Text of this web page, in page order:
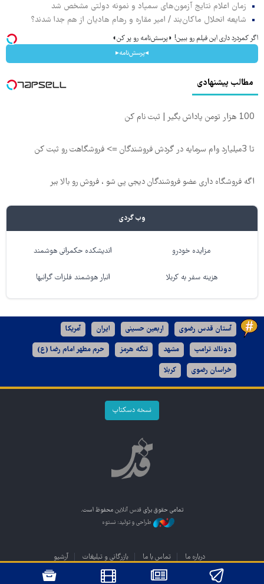
زمان اعلام نتایج آزمون‌های سمپاد و نمونه دولتی مشخص شد
شایعه انحلال ماکان‌بند / امیر مقاره و رهام هادیان از هم جدا شدند؟
اگر کمردرد داری این فیلم رو ببین! ◗پرسش‌نامه رو پر کن◖
◂پرسش‌نامه▸
مطالب پیشنهادی
100 هزار تومن پاداش بگیر | ثبت نام کن
تا 3میلیارد وام سرمایه در گردش فروشندگان => فروشگاهت رو ثبت کن
اگه فروشگاه داری عضو فروشندگان دیجی پی شو ، فروش رو بالا ببر
وب گردی
مزایده خودرو اندیشکده حکمرانی هوشمند
هزینه سفر به کربلا انبار هوشمند فلزات گرانبها
آستان قدس رضوی اربعین حسینی ایران آمریکا
دونالد ترامپ مشهد تنگه هرمز حرم مطهر امام رضا (ع)
خراسان رضوی کربلا
نسخه دسکتاپ
تمامی حقوق برای قدس آنلاین محفوظ است.
طراحی و تولید: نستوه
درباره ما تماس با ما بازرگانی و تبلیغات آرشیو